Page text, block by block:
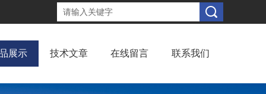
展示 技术文章 在线留言 联系我们